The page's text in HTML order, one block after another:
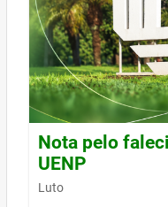
Nota pelo
UENP
Luto